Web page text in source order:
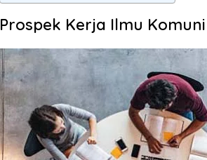
Prospek Kerja Ilmu